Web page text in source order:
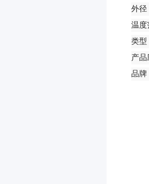
外径
温度
类型
产
品牌